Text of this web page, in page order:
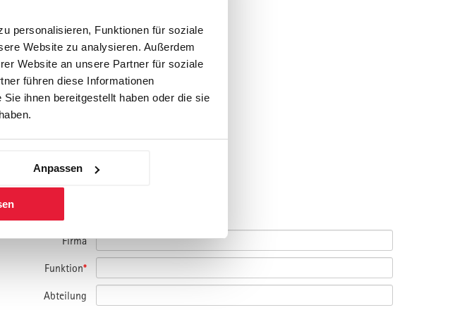
personalisieren, Funktionen für soziale
Website zu analysieren. Außerdem
Website an unsere Partner für soziale
führen diese Informationen
ihnen bereitgestellt haben oder die sie
Anpassen
Firma
Funktion*
Abteilung